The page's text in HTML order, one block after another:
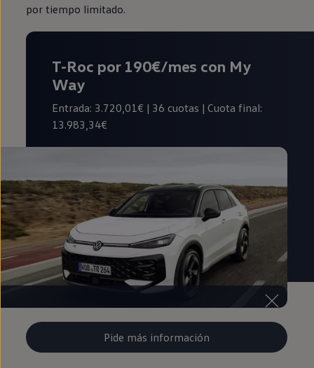
por tiempo limitado.
Pide más información
T-Roc por 190€/mes con My
Way
Entrada: 3.720,01€ | 36 cuotas | Cuota final:
13.983,34€